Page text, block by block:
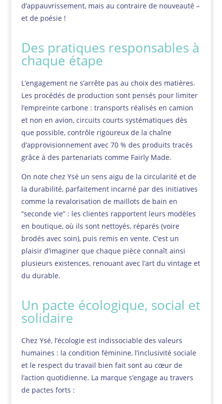
d’appauvrissement, mais au contraire de nouveauté –
et de poésie !
Des pratiques responsables à
chaque étape
L’engagement ne s’arrête pas au choix des matières.
Les procédés de production sont pensés pour limiter
l’empreinte carbone : transports réalisés en camion
et non en avion, circuits courts systématiques dès
que possible, contrôle rigoureux de la chaîne
d’approvisionnement avec 70 % des produits tracés
grâce à des partenariats comme Fairly Made.
On note chez Ysé un sens aigu de la circularité et de
la durabilité, parfaitement incarné par des initiatives
comme la revalorisation de maillots de bain en
“seconde vie” : les clientes rapportent leurs modèles
en boutique, où ils sont nettoyés, réparés (voire
brodés avec soin), puis remis en vente. C’est un
plaisir d’imaginer que chaque pièce connaît ainsi
plusieurs existences, renouant avec l’art du vintage et
du durable.
Un pacte écologique, social et
solidaire
Chez Ysé, l’écologie est indissociable des valeurs
humaines : la condition féminine, l’inclusivité sociale
et le respect du travail bien fait sont au cœur de
l’action quotidienne. La marque s’engage au travers
de pactes forts :